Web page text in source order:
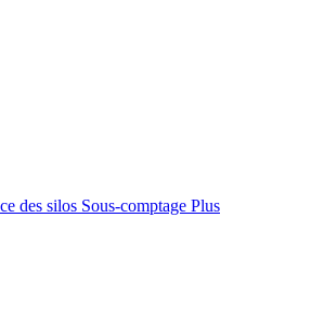
des silos Sous-comptage Plus